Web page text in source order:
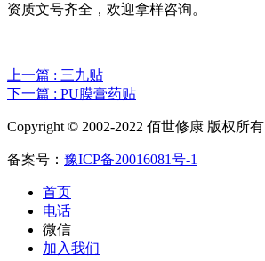
资质文号齐全，欢迎拿样咨询。
上一篇 : 三九贴
下一篇 : PU膜膏药贴
Copyright © 2002-2022 佰世修康 版权所有
备案号： 豫ICP备20016081号-1
首页
电话
微信
加入我们